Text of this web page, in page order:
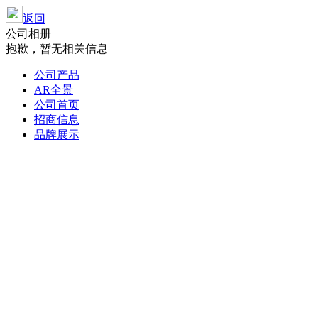
返回
公司相册
抱歉，暂无相关信息
公司产品
AR全景
公司首页
招商信息
品牌展示